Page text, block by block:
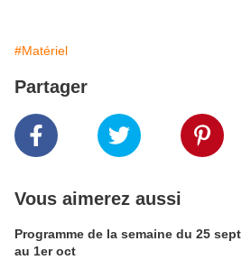
#Matériel
Partager
Vous aimerez aussi
Programme de la semaine du 25 sept
au 1er oct